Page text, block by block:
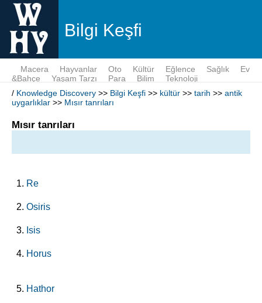
Bilgi Keşfi
Macera Hayvanlar Oto Kültür Eğlence Sağlık
Ev
&Bahçe
Yaşam Tarzı Para Bilim
Teknoloji
/ Knowledge Discovery >> Bilgi Keşfi >> kültür >> tarih >> antik
uygarlıklar >> Mısır tanrıları
Mısır tanrıları
Re
Osiris
Isis
Horus
Hathor